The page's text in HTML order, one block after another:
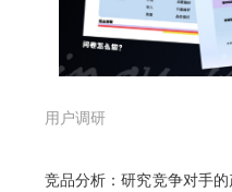
用户调研
竞品分析：研究竞争对手